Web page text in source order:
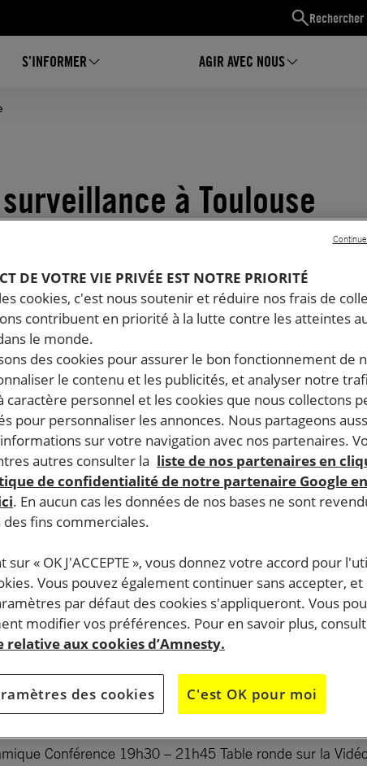
Rechercher
S’INFORMER AGIR AVEC NOUS
à Toulouse
Conférence 19h30 – 21h45 Table ronde sur la
DE VOTRE VIE PRIVÉE EST NOTRE PRIORITÉ
cookies, c'est nous soutenir et réduire nos frais de
contribuent en priorité à la lutte contre les atteintes
le monde.
des cookies pour assurer le bon fonctionnement de
le contenu et les publicités, et analyser notre
caractère personnel et les cookies que nous collectons
pour personnaliser les annonces. Nous partageons
sur votre navigation avec nos partenaires.
autres consulter la liste de nos partenaires en
de confidentialité de notre partenaire Google en
. En aucun cas les données de nos bases ne sont
des fins commerciales.
sur « OK J'ACCEPTE », vous donnez votre accord pour
Vous pouvez également continuer sans accepter, et
par défaut des cookies s'appliqueront. Vous
modifier vos préférences. Pour en savoir plus,
relative aux cookies d’Amnesty.
des cookies C'est OK pour moi